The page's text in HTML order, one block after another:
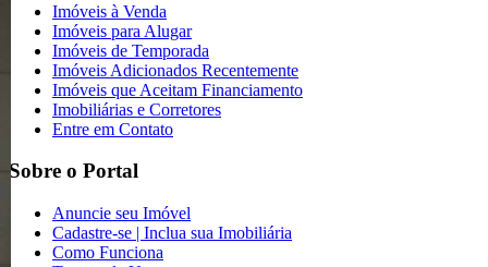
Imóveis à Venda
Imóveis para Alugar
Imóveis de Temporada
Imóveis Adicionados Recentemente
Imóveis que Aceitam Financiamento
Imobiliárias e Corretores
Entre em Contato
Sobre o Portal
Anuncie seu Imóvel
Cadastre-se | Inclua sua Imobiliária
Como Funciona